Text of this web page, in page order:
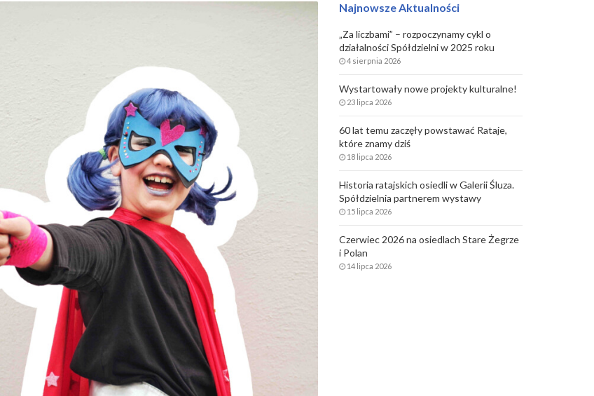
Najnowsze Aktualności
„Za liczbami” – rozpoczynamy cykl o
działalności Spółdzielni w 2025 roku
4 sierpnia 2026
Wystartowały nowe projekty kulturalne!
23 lipca 2026
60 lat temu zaczęły powstawać Rataje,
które znamy dziś
18 lipca 2026
Historia ratajskich osiedli w Galerii Śluza.
Spółdzielnia partnerem wystawy
15 lipca 2026
Czerwiec 2026 na osiedlach Stare Żegrze
i Polan
14 lipca 2026